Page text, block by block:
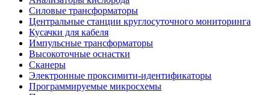
Силовые трансформаторы
Центральные станции круглосуточного мониторинга
Кусачки для кабеля
Импульсные трансформаторы
Высокоточные оснастки
Сканеры
Электронные проксимити-идентификаторы
Программируемые микросхемы